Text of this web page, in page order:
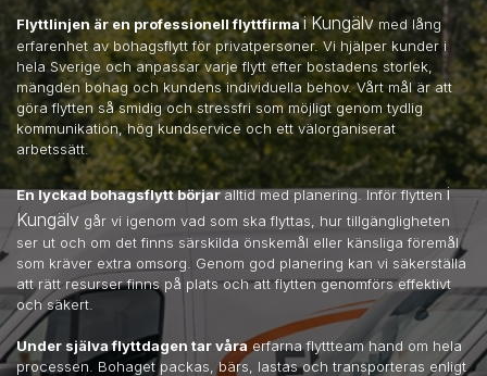
Flyttlinjen är en professionell flyttfirmai Kungälv med lång
erfarenhet av bohagsflytt för privatpersoner. Vi hjälper kunder i
hela Sverige och anpassar varje flytt efter bostadens storlek,
mängden bohag och kundens individuella behov. Vårt mål är att
göra flytten så smidig och stressfri som möjligt genom tydlig
kommunikation, hög kundservice och ett välorganiserat
arbetssätt.
En lyckad bohagsflytt börjaralltid med planering. Inför flytteni
Kungälv går vi igenom vad som ska flyttas, hur tillgängligheten
ser ut och om det finns särskilda önskemål eller känsliga föremål
som kräver extra omsorg. Genom god planering kan vi säkerställa
att rätt resurser finns på plats och att flytten genomförs effektivt
och säkert.
Under själva flyttdagen tar våraerfarna flyttteam hand om hela
processen. Bohaget packas, bärs, lastas och transporteras enligt